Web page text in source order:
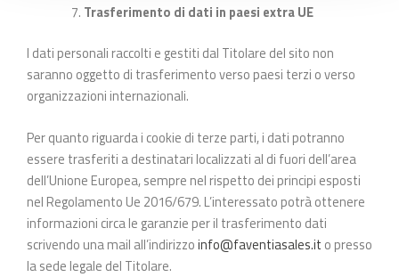
Trasferimento di dati in paesi extra UE
I dati personali raccolti e gestiti dal Titolare del sito non
saranno oggetto di trasferimento verso paesi terzi o verso
organizzazioni internazionali.
Per quanto riguarda i cookie di terze parti, i dati potranno
essere trasferiti a destinatari localizzati al di fuori dell’area
dell’Unione Europea, sempre nel rispetto dei principi esposti
nel Regolamento Ue 2016/679. L’interessato potrà ottenere
informazioni circa le garanzie per il trasferimento dati
scrivendo una mail all’indirizzoinfo@faventiasales.it o presso
la sede legale del Titolare.